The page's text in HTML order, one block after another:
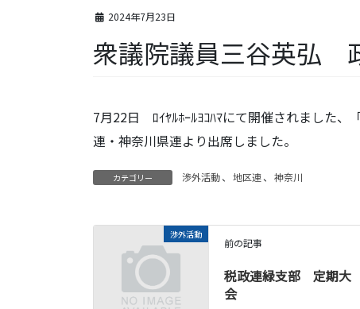
2024年7月23日
衆議院議員三谷英弘
7月22日 ﾛｲﾔﾙﾎｰﾙﾖｺﾊﾏにて開催されました
連・神奈川県連より出席しました。
カテゴリー 渉外活動、 地区連、 神奈川
渉外活動
前の記事
税政連緑支部 定期大
会